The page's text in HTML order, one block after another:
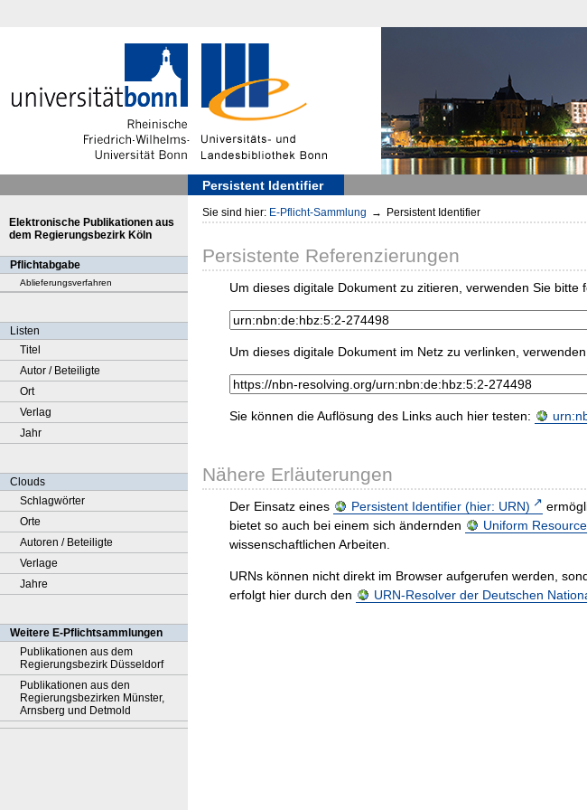
Persistent Identifier
Elektronische Publikationen aus
dem Regierungsbezirk Köln
Pflichtabgabe
Ablieferungsverfahren
Listen
Titel
Autor / Beteiligte
Ort
Verlag
Jahr
Clouds
Schlagwörter
Orte
Autoren / Beteiligte
Verlage
Jahre
Weitere E-Pflichtsammlungen
Publikationen aus dem
Regierungsbezirk Düsseldorf
Publikationen aus den
Regierungsbezirken Münster,
Arnsberg und Detmold
Sie sind hier: E-Pflicht-Sammlung → Persistent Identifier
Persistente Referenzierungen
Um dieses digitale Dokument zu zitieren, verwenden Sie bitte
Um dieses digitale Dokument im Netz zu verlinken,
Sie können die Auflösung des Links auch hier testen:
Nähere Erläuterungen
Der Einsatz eines Persistent Identifier (hier: URN)
bietet so auch bei einem sich ändernden
Uniform
wissenschaftlichen Arbeiten.
URNs können nicht direkt im Browser aufgerufen werden,
erfolgt hier durch den
URN-Resolver der Deutschen